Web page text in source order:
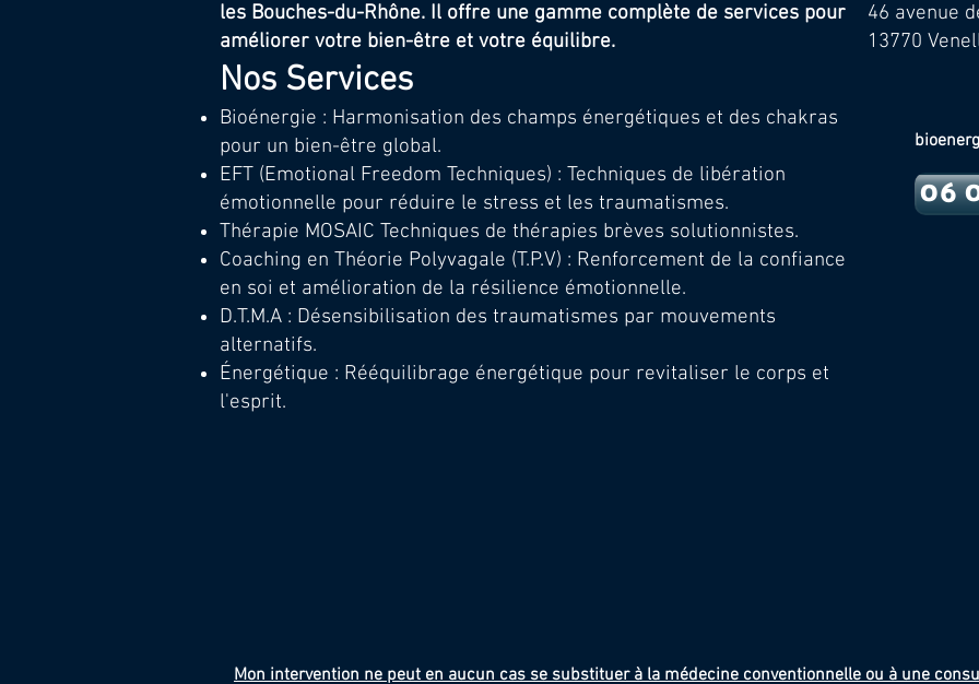
les Bouches-du-Rhône. Il offre une gamme complète de services pour
améliorer votre bien-être et votre équilibre.
Nos Services
Bioénergie : Harmonisation des champs énergétiques et des chakras
pour un bien-être global.
EFT (Emotional Freedom Techniques) : Techniques de libération
émotionnelle pour réduire le stress et les traumatismes.
Thérapie MOSAIC Techniques de thérapies brèves solutionnistes.
Coaching en Théorie Polyvagale (T.P.V) : Renforcement de la confiance
en soi et amélioration de la résilience émotionnelle.
D.T.M.A : Désensibilisation des traumatismes par mouvements
alternatifs.
Énergétique : Rééquilibrage énergétique pour revitaliser le corps et
l'esprit.
46 avenue
13770
06
Mon intervention ne peut en aucun cas se substituer à la médecine conventionnelle ou à une